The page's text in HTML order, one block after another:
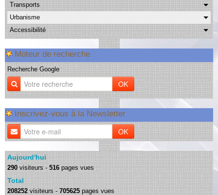
Transports
Urbanisme
Accessibilité
Moteur de recherche
Recherche Google
OK
Inscrivez-vous à la Newsletter
OK
Aujourd'hui
290 visiteurs - 516 pages vues
Total
208252 visiteurs - 705625 pages vues